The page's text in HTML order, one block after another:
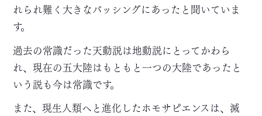
れられ難く大きなバッシングにあったと聞いていま
す。
過去の常識だった天動説は地動説にとってかわら
れ、現在の五大陸はもともと一つの大陸であったと
いう説も今は常識です。
また、現生人類へと進化したホモサピエンスは、滅